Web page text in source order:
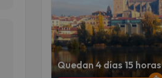
Quedan 4 días 15 horas